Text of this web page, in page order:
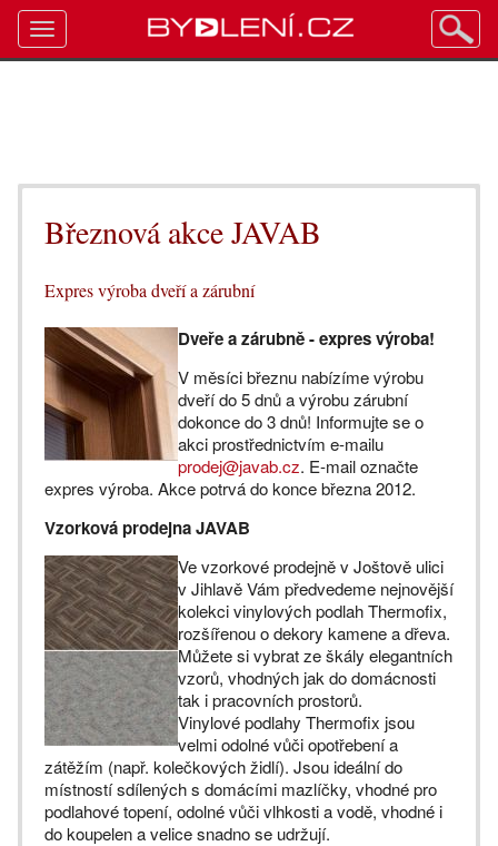
Březnová akce JAVAB
Expres výroba dveří a zárubní
Dveře a zárubně - expres výroba!
V měsíci březnu nabízíme výrobu
dveří do 5 dnů a výrobu zárubní
dokonce do 3 dnů! Informujte se o
akci prostřednictvím e-mailu
prodej@javab.cz. E-mail označte
expres výroba. Akce potrvá do konce března 2012.
Vzorková prodejna JAVAB
Ve vzorkové prodejně v Joštově ulici
v Jihlavě Vám předvedeme nejnovější
kolekci vinylových podlah Thermofix,
rozšířenou o dekory kamene a dřeva.
Můžete si vybrat ze škály elegantních
vzorů, vhodných jak do domácnosti
tak i pracovních prostorů.
Vinylové podlahy Thermofix jsou
velmi odolné vůči opotřebení a
zátěžím (např. kolečkových židlí). Jsou ideální do
místností sdílených s domácími mazlíčky, vhodné pro
podlahové topení, odolné vůči vlhkosti a vodě, vhodné i
do koupelen a velice snadno se udržují.
Toggle
navigation